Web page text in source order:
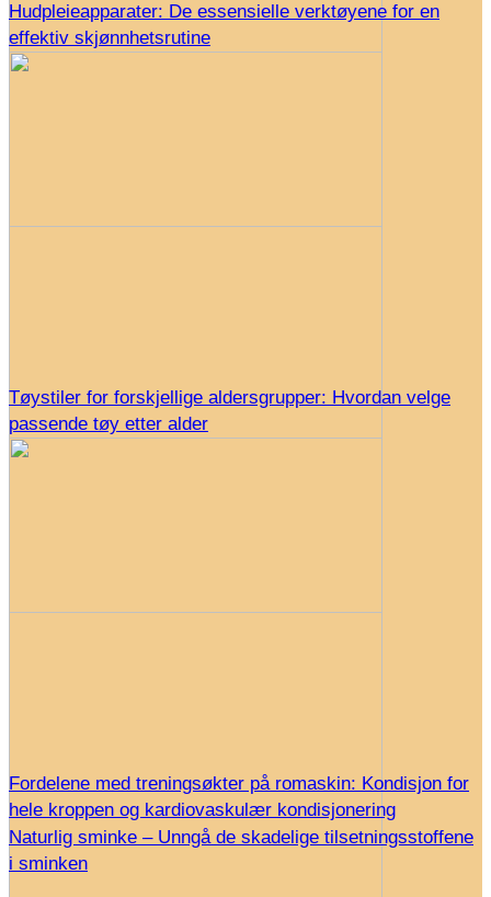
Hudpleieapparater: De essensielle verktøyene for en
effektiv skjønnhetsrutine
Tøystiler for forskjellige aldersgrupper: Hvordan velge
passende tøy etter alder
Fordelene med treningsøkter på romaskin: Kondisjon for
hele kroppen og kardiovaskulær kondisjonering
Naturlig sminke – Unngå de skadelige tilsetningsstoffene
i sminken